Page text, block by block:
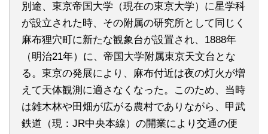
別途、東京帝国大学（現在の東京大学）に星学科
が設立された時、その附属の研究所として同じく
麻布狸穴町に新たな観象台が設置され、1888年
（明治21年）に、帝国大学附属東京天文台とな
る。東京の発展により、麻布付近は夜の灯火が増
えて天体観測に適さなくなった。このため、当時
は雑木林や田畑が広がる農村でありながら、甲武
鉄道（現：JR中央本線）の開業により交通の便